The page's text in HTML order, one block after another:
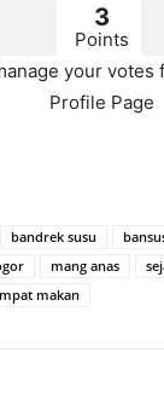
3
Points
your votes
Profile Page
bandrek susu
mang anas
makan